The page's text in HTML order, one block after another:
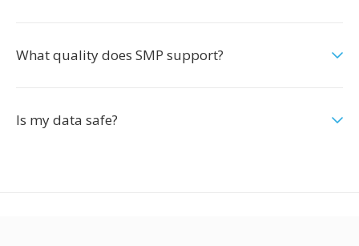
What quality does SMP support?
Is my data safe?